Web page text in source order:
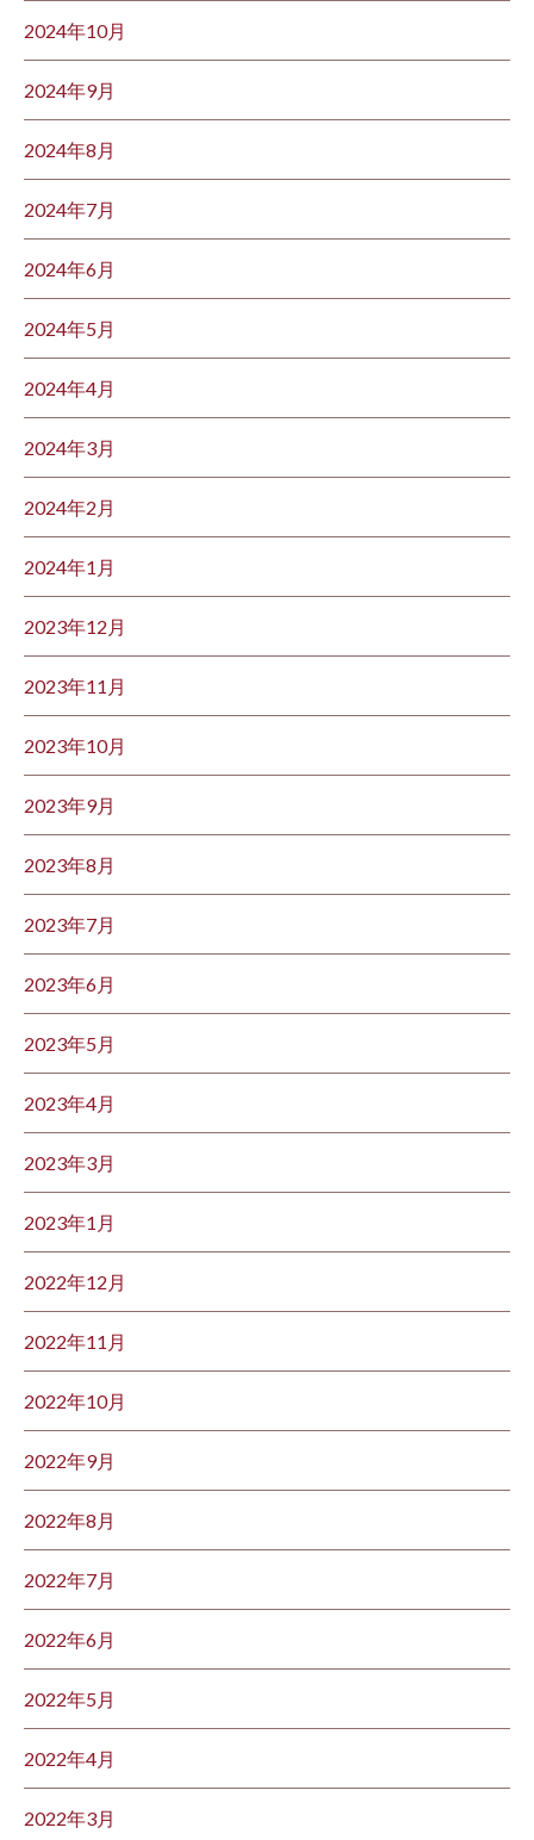
2024年10月
2024年9月
2024年8月
2024年7月
2024年6月
2024年5月
2024年4月
2024年3月
2024年2月
2024年1月
2023年12月
2023年11月
2023年10月
2023年9月
2023年8月
2023年7月
2023年6月
2023年5月
2023年4月
2023年3月
2023年1月
2022年12月
2022年11月
2022年10月
2022年9月
2022年8月
2022年7月
2022年6月
2022年5月
2022年4月
2022年3月